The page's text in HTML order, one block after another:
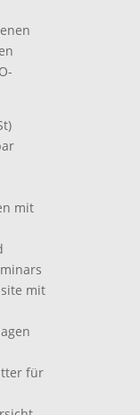
mit
mit
für